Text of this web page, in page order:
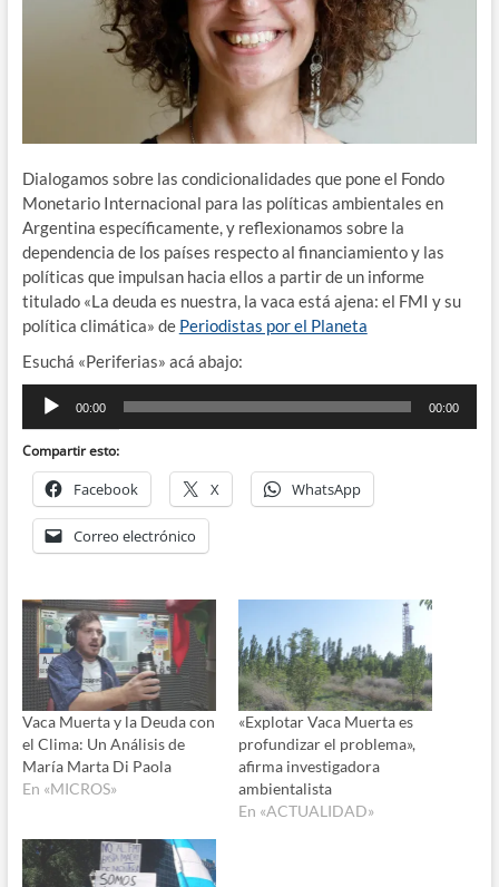
Dialogamos sobre las condicionalidades que pone el Fondo
Monetario Internacional para las políticas ambientales en
Argentina específicamente, y reflexionamos sobre la
dependencia de los países respecto al financiamiento y las
políticas que impulsan hacia ellos a partir de un informe
titulado «La deuda es nuestra, la vaca está ajena: el FMI y su
política climática» de Periodistas por el Planeta
Esuchá «Periferias» acá abajo:
Reproductor
audio
00:00 00:00
Compartir esto:
Facebook X WhatsApp
Correo electrónico
Vaca Muerta y la Deuda con
el Clima: Un Análisis de
María Marta Di Paola
En «MICROS»
«Explotar Vaca Muerta es
profundizar el problema»,
afirma investigadora
ambientalista
En «ACTUALIDAD»